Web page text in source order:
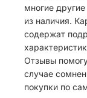
многие
из наличия.
содержат
Отзывы
случае
покупки по